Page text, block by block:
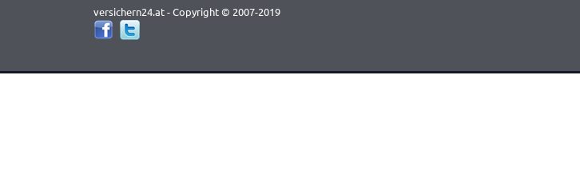
versichern24.at - Copyright © 2007-2019